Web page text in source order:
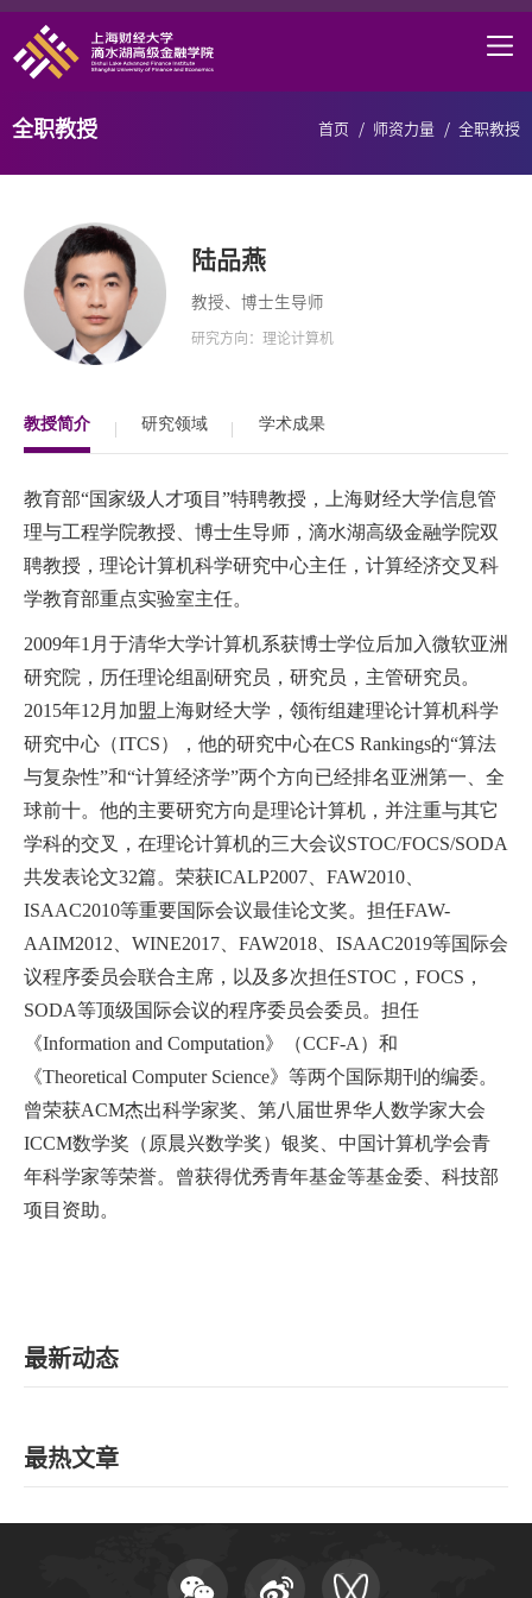
首页
学术研究
职业发展
DAFI招聘
研究中心
院长邮箱
EN
邮编：201306
总机：021-38221167
首页 / 师资力量 / 全职教授
全职教授
陆品燕
教授、博士生导师
研究方向：理论计算机
教授简介 研究领域 学术成果
教育部“国家级人才项目 ”特聘教授，上海财经大学信息管
理与工程学院教授、博士生导师， 滴水湖高级金融学院双
聘教授 ， 理论计算机科学研究中心主任，计算经济交叉科
学教育部重点实验室主任。
2009年1 月于清华大学计算机系获博士学位后加入微软亚洲
研究院，历任理论组副研究员，研究员，主管研究员。
2015年12 月加盟上海财经大学，领衔组建理论计算机科学
研究中心（ITCS），他的研究中心在CS Rankings的“算法
与复杂性”和“计算经济学”两个方向已经排名亚洲第一、全
球前十。他的主要研究方向是理论计算机，并注重与其它
学科的交叉，在理论计算机的三大会议STOC/FOCS/SODA
共发表论文32篇。荣获ICALP2007 FAW2010
ISAAC2010等重要国际会议最佳论文奖。担任FAW-
AAIM2012
WINE2017 FAW2018 ISAAC2019等国际会
议程序委员会联合主席，以及多次担任STOC ， FOCS ，
SODA等顶级国际会议的程序委员会委员。担任
《Information and Computation》（CCF-A ）和
《Theoretical Computer Science》等两个国际期刊的编委。
曾荣获ACM杰出科学家奖、第八届世界华人数学家大会
ICCM数学奖（原晨兴数学奖）银奖、中国计算机学会青
年科学家等荣誉。曾获得优秀青年基金等基金委、科技部
项目资助。
最新动态
最热文章